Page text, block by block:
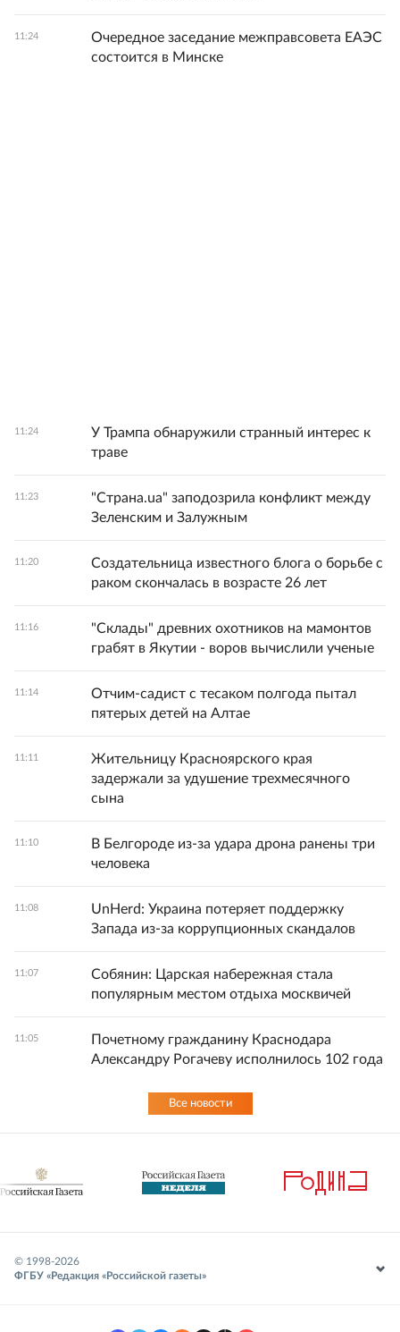
11:24
Очередное заседание межправсовета ЕАЭС
состоится в Минске
11:24
У Трампа обнаружили странный интерес к
траве
11:23
"Страна.ua" заподозрила конфликт между
Зеленским и Залужным
11:20
Создательница известного блога о борьбе с
раком скончалась в возрасте 26 лет
11:16
"Склады" древних охотников на мамонтов
грабят в Якутии - воров вычислили ученые
11:14
Отчим-садист с тесаком полгода пытал
пятерых детей на Алтае
11:11
Жительницу Красноярского края
задержали за удушение трехмесячного
сына
11:10
В Белгороде из-за удара дрона ранены три
человека
11:08
UnHerd: Украина потеряет поддержку
Запада из-за коррупционных скандалов
11:07
Собянин: Царская набережная стала
популярным местом отдыха москвичей
11:05
Почетному гражданину Краснодара
Александру Рогачеву исполнилось 102 года
Все новости
© 1998-2026
ФГБУ «Редакция «Российской газеты»